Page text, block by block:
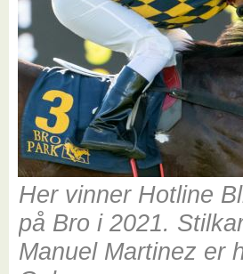
Her vinner Hotline
på Bro i 2021.
Manuel Martinez er